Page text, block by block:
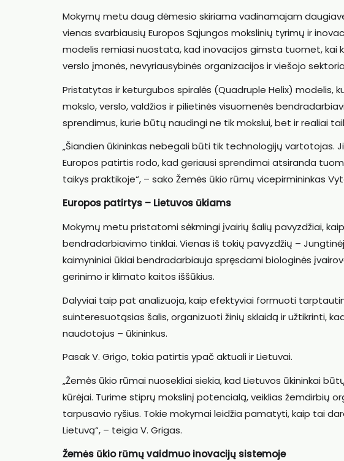
Mokymų metu daug dėmesio skiriama vadinamajam
vienas svarbiausių Europos Sąjungos mokslinių tyrimų ir
modelis remiasi nuostata, kad inovacijos gimsta tuomet, kai
verslo įmonės, nevyriausybinės organizacijos ir viešojo
Pristatytas ir keturgubos spiralės (Quadruple Helix) modelis,
mokslo, verslo, valdžios ir pilietinės visuomenės
sprendimus, kurie būtų naudingi ne tik mokslui, bet ir realiai
„Šiandien ūkininkas nebegali būti tik technologijų vartotojas.
Europos patirtis rodo, kad geriausi sprendimai atsiranda
taikys praktikoje“, – sako Žemės ūkio rūmų vicepirmininkas
Europos patirtys – Lietuvos ūkiams
Mokymų metu pristatomi sėkmingi įvairių šalių pavyzdžiai,
bendradarbiavimo tinklai. Vienas iš tokių pavyzdžių –
kaimyniniai ūkiai bendradarbiauja spręsdami biologinės
gerinimo ir klimato kaitos iššūkius.
Dalyviai taip pat analizuoja, kaip efektyviai formuoti
suinteresuotąsias šalis, organizuoti žinių sklaidą ir užtikrinti,
naudotojus – ūkininkus.
Pasak V. Grigo, tokia patirtis ypač aktuali ir Lietuvai.
„Žemės ūkio rūmai nuosekliai siekia, kad Lietuvos ūkininkai
kūrėjai. Turime stiprų mokslinį potencialą, veiklias žemdirbių
tarpusavio ryšius. Tokie mokymai leidžia pamatyti, kaip tai
Lietuvą“, – teigia V. Grigas.
Žemės ūkio rūmų vaidmuo inovacijų sistemoje